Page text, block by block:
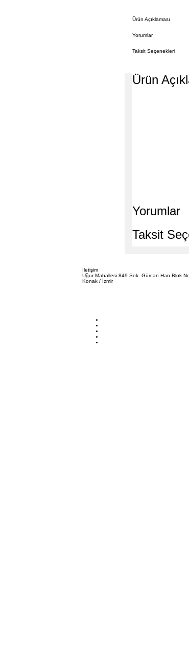
Ürün Açıklaması
Yorumlar
Taksit Seçenekleri
Ürün
Yorumlar
Taksit
İletişim
Uğur Mahallesi 849 Sok. Gürcan Han Blok
Konak / İzmir